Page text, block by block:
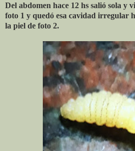
Del abdomen hace 12 hs salió sola y
foto 1 y quedó esa cavidad irregular
la piel de foto 2.